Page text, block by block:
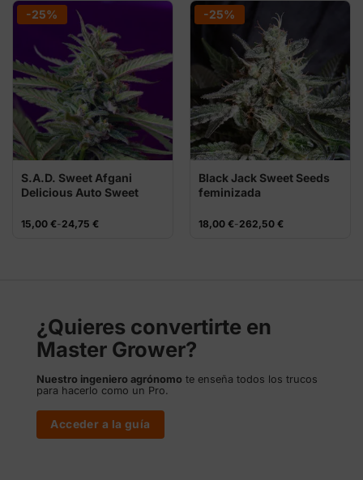
24,00 €
hasta
262,50 €
15,00 €
hasta
24,75 €
-25%
S.A.D. Sweet Afgani
Delicious Auto Sweet
15,00 €-24,75 €
Rango
-25%
Black Jack Sweet Seeds
feminizada
18,00 €-262,50 €
Rango
¿Quieres convertirte en
Master Grower?
Nuestro ingeniero agrónomo te enseña todos los trucos
para hacerlo como un Pro.
Acceder a la guía